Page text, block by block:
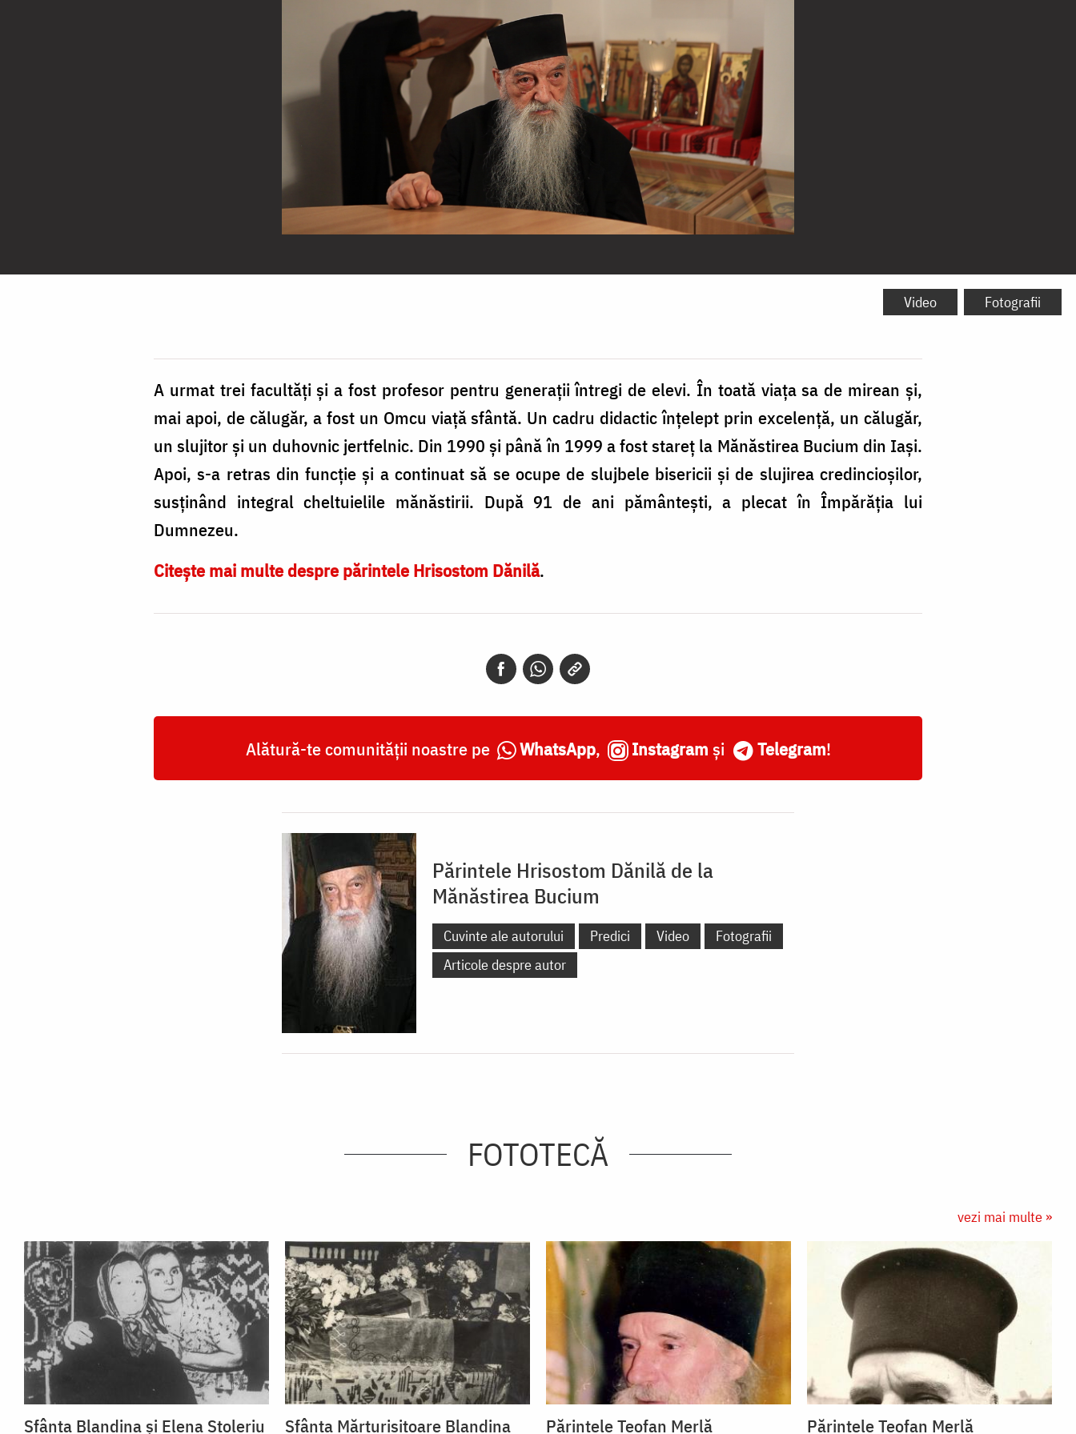
Hrisostom
Video Fotografii
A urmat trei facultăți și a fost profesor pentru generații întregi de elevi. În toată viața sa de mirean și,
mai apoi, de călugăr, a fost un Omcu viaţă sfântă. Un cadru didactic înţelept prin excelenţă, un călugăr,
un slujitor şi un duhovnic jertfelnic. Din 1990 și până în 1999 a fost stareț la Mănăstirea Bucium din Iași.
Apoi, s-a retras din funcție și a continuat să se ocupe de slujbele bisericii şi de slujirea credincioşilor,
susţinând integral cheltuielile mănăstirii. După 91 de ani pământești, a plecat în Împărăția lui
Dumnezeu.
Citește mai multe despre părintele Hrisostom Dănilă.
Alătură-te comunității noastre pe WhatsApp, Instagram și Telegram!
Părintele Hrisostom Dănilă de la
Mănăstirea Bucium
Cuvinte ale autorului Predici Video
Fotografii
Articole despre autor
FOTOTECĂ
vezi mai multe »
Sfânta Blandina și Elena Stoleriu
Sfânta Mărturisitoare Blandina
Părintele Teofan Merlă Părintele Teofan Merlă